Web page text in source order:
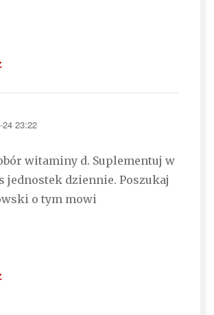
24 23:22
witaminy d. Suplementuj w
jednostek dziennie. Poszukaj
o tym mowi